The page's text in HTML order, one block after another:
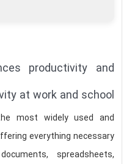
productivity and
at work and school.
most widely used and
everything necessary
spreadsheets,